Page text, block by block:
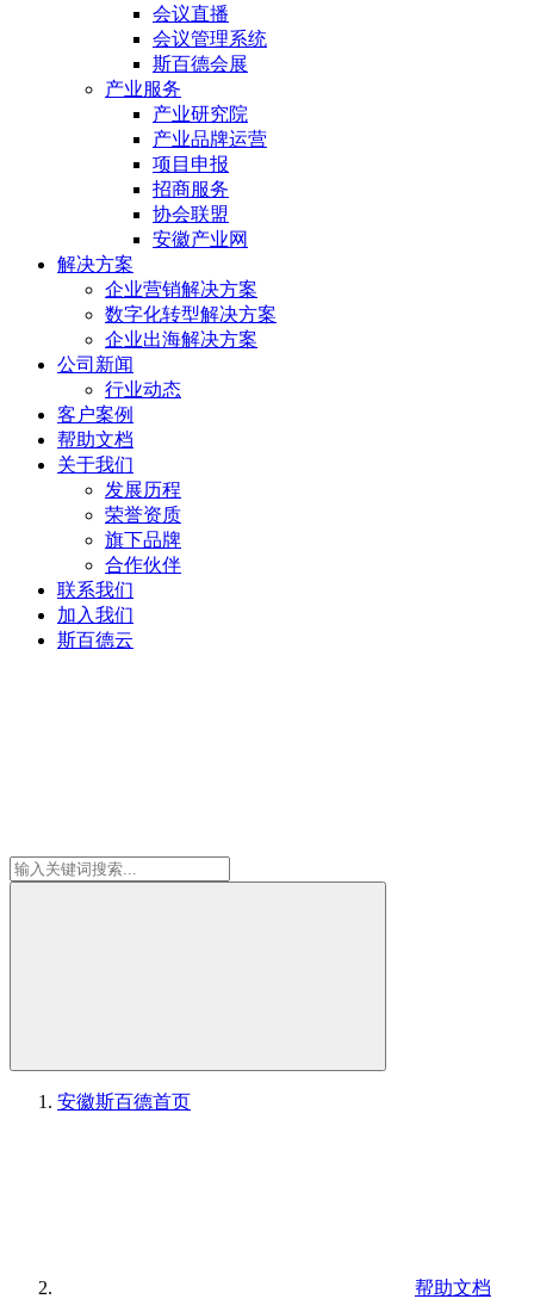
会议直播
会议管理系统
斯百德会展
产业服务
产业研究院
产业品牌运营
项目申报
招商服务
协会联盟
安徽产业网
解决方案
企业营销解决方案
数字化转型解决方案
企业出海解决方案
公司新闻
行业动态
客户案例
帮助文档
关于我们
发展历程
荣誉资质
旗下品牌
合作伙伴
联系我们
加入我们
斯百德云
安徽斯百德首页
帮助文档